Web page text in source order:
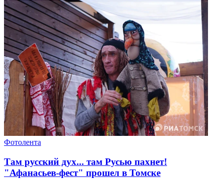
Фотолента
Там русский дух... там Русью пахнет!
"Афанасьев-фест" прошел в Томске